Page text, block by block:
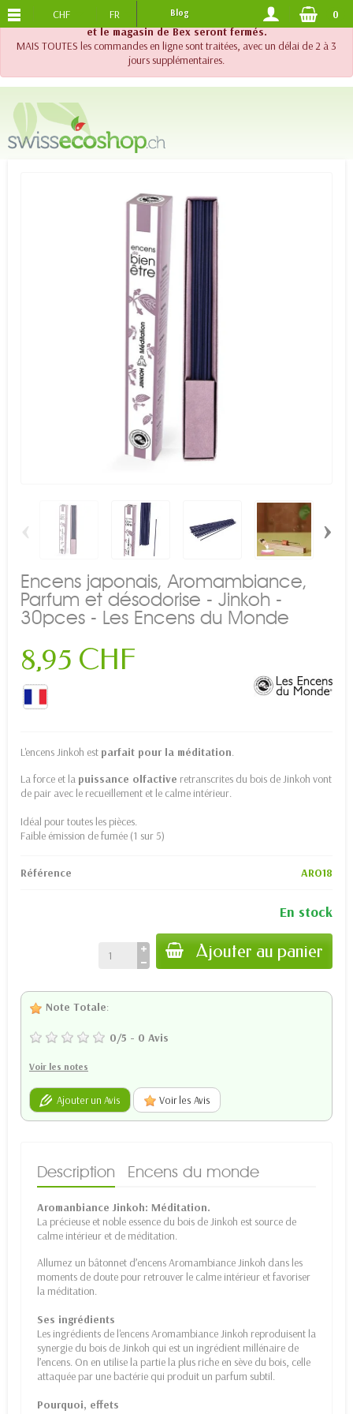
!! Important !! Jusqu'au 20 août 2026, le support téléphonique
et le magasin de Bex seront fermés.
MAIS TOUTES les commandes en ligne sont traitées, avec un délai de 2 à 3
jours supplémentaires.
PORTS OFFERTS DES 120.-
CHF FR Blog 0
‹ ›
Encens japonais, Aromambiance,
Parfum et désodorise - Jinkoh -
30pces - Les Encens du Monde
8,95 CHF
L'encens Jinkoh est parfait pour la méditation.
La force et la puissance olfactive retranscrites du bois de Jinkoh vont
de pair avec le recueillement et le calme intérieur.
Idéal pour toutes les pièces.
Faible émission de fumée (1 sur 5)
Référence ARO18
En stock
Ajouter au panier
Note Totale:
0/5 - 0 Avis
Voir les notes
Ajouter un Avis Voir les Avis
Description Encens du monde
Aromanbiance Jinkoh: Méditation.
La précieuse et noble essence du bois de Jinkoh est source de
calme intérieur et de méditation.
Allumez un bâtonnet d’encens Aromambiance Jinkoh dans les
moments de doute pour retrouver le calme intérieur et favoriser
la méditation.
Ses ingrédients
Les ingrédients de l'encens Aromambiance Jinkoh reproduisent la
synergie du bois de Jinkoh qui est un ingrédient millénaire de
l’encens. On en utilise la partie la plus riche en sève du bois, celle
attaquée par une bactérie qui produit un parfum subtil.
Pourquoi, effets